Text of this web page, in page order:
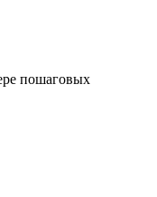
пошаговых